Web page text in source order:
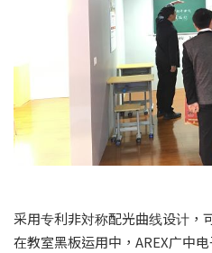
采用专利非対称配光曲线设计，
在教室黑板运用中，AREX广中